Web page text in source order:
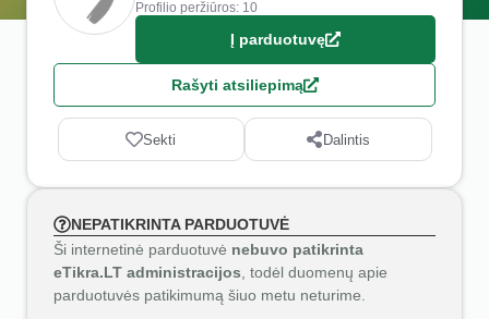
Profilio peržiūros: 10
Į parduotuvę
Rašyti atsiliepimą
Sekti Dalintis
NEPATIKRINTA PARDUOTUVĖ
Ši internetinė parduotuvė nebuvo patikrinta
eTikra.LT administracijos , todėl duomenų apie
parduotuvės patikimumą šiuo metu neturime.